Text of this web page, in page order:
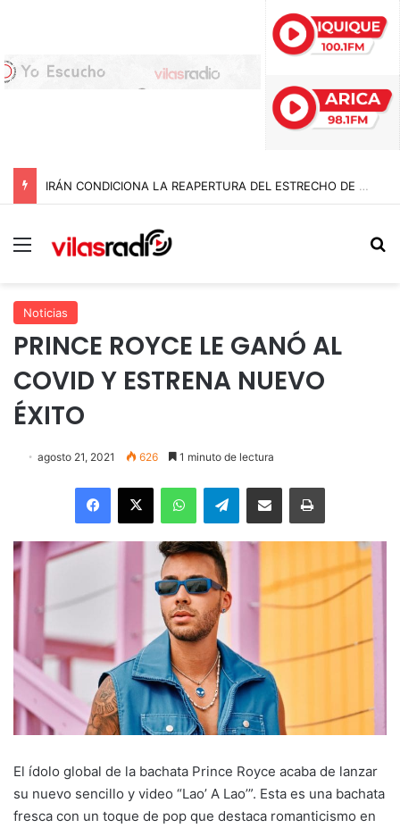
IRÁN CONDICIONA LA REAPERTURA DEL ESTRECHO DE ORMUZ Y EXIGE A ESTADOS UNIDOS EL FIN DEL BLOQUEO Y REPARACIONES DE GUERRA
Menú
Noticias
PRINCE ROYCE LE GANÓ AL
COVID Y ESTRENA NUEVO
ÉXITO
agosto 21, 2021 626 1 minuto de lectura
Facebook
X WhatsAppTelegramEnviar vía email Imprimir
El ídolo global de la bachata Prince Royce acaba de lanzar
su nuevo sencillo y video “Lao’ A Lao’”. Esta es una bachata
fresca con un toque de pop que destaca romanticismo en